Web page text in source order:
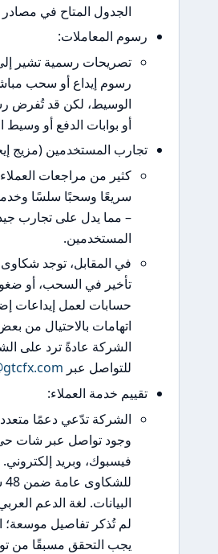
الجدول المتاح في مصادر أخرى.
المعاملات:
تصريحات رسمية تشير إلى أنه لا توجد
رسوم إيداع أو سحب مباشرة من طرف
الوسيط، لكن قد تُفرض رسوم من البنوك
أو بوابات الدفع أو وسيط الدفع.
المستخدمين (مزيج إيجابي/سلبي):
كثير من مراجعات العملاء تذكر إيداعًا
سريعًا وسحبًا سلسًا وخدمة عملاء متجاوبة
– مما يدل على تجارب جيدة لعدد من
في المقابل، توجد شكاوى جدية تتحدث عن
تأخير في السحب، أو ضغوط من مدراء
حسابات لعمل إيداعات إضافية، أو حتى
اتهامات بالاحتيال من بعض المستخدمين.
الشركة عادةً ترد على الشكاوى وتدعّو
support@gtcfx.com
.
خدمة العملاء:
الشركة تدّعي دعمًا متعدد اللغات 24/7،
وجود تواصل عبر شات حي، واتساب،
فيسبوك، وبريد إلكتروني. استجابة الشركة
للشكاوى عامة ضمن 48 ساعة حسب
البيانات. لغة الدعم العربي قد تتوفر لكنها
لم تُذكر تفاصيل موسعة؛ المتداول العربي
يجب التحقق مسبقًا من توفر دعم عربي